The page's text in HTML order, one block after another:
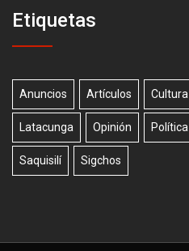
Etiquetas
Anuncios Artículos Cultura
Latacunga Opinión Política
Saquisilí Sigchos